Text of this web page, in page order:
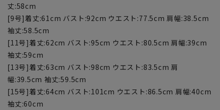
丈:58cm
[9号]着丈:61cm バスト:92cm ウエスト:77.5cm 肩幅:38.5cm
袖丈:58.5cm
[11号]着丈:62cm バスト:95cm ウエスト:80.5cm 肩幅:39cm
袖丈:59cm
[13号]着丈:63cm バスト:98cm ウエスト:83.5cm 肩
幅:39.5cm 袖丈:59.5cm
[15号]着丈:64cm バスト:101cm ウエスト:86.5cm 肩幅:40cm
袖丈:60cm